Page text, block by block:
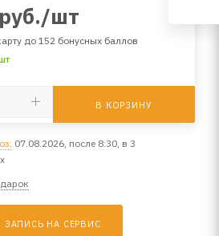
руб./шт
до 152 бонусных баллов
В КОРЗИНУ
07.08.2026, после 8:30, в 3
ЗАПИСЬ НА СЕРВИС